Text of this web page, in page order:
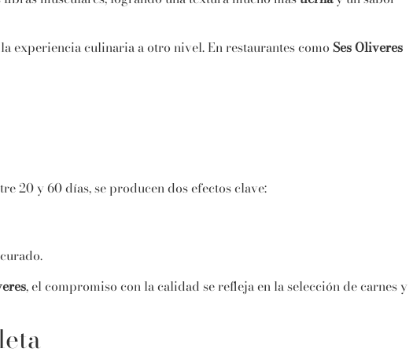
experiencia culinaria a otro nivel. En restaurantes como Ses Oliveres
20 y 60 días, se producen dos efectos clave:
, el compromiso con la calidad se refleja en la selección de carnes y